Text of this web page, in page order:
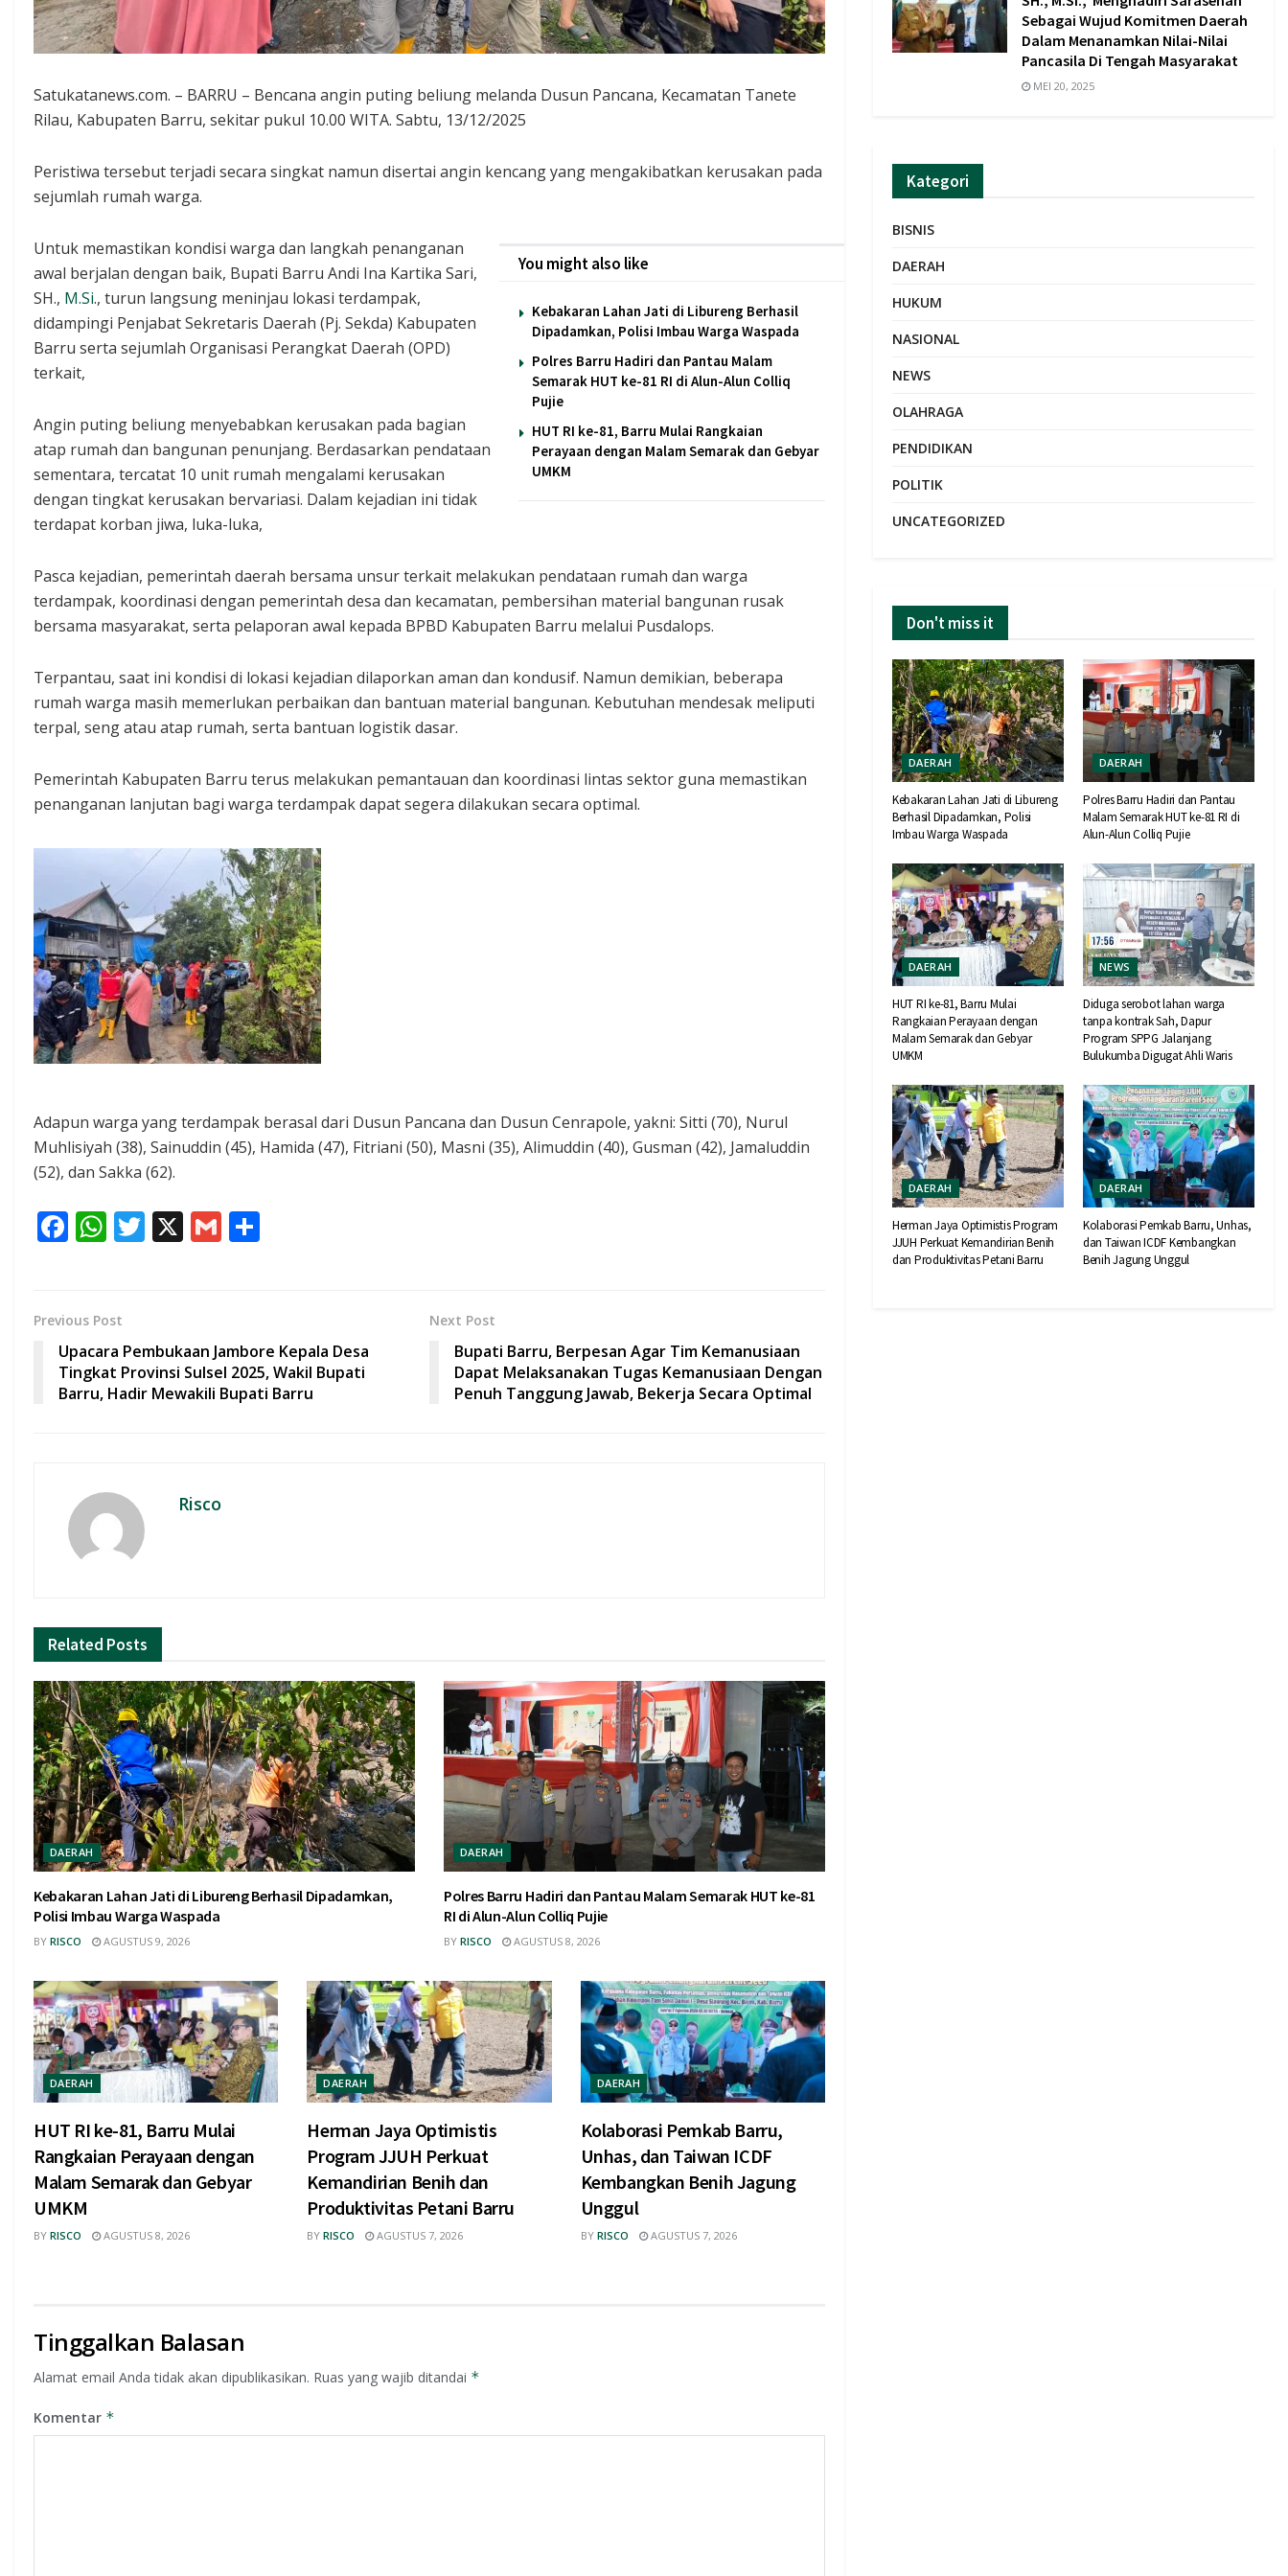
Satukatanews.com. – BARRU – Bencana angin puting beliung melanda Dusun Pancana, Kecamatan Tanete
Rilau, Kabupaten Barru, sekitar pukul 10.00 WITA. Sabtu, 13/12/2025
Peristiwa tersebut terjadi secara singkat namun disertai angin kencang yang mengakibatkan kerusakan pada
sejumlah rumah warga.
You might also like
Kebakaran Lahan Jati di Libureng Berhasil
Dipadamkan, Polisi Imbau Warga Waspada
Polres Barru Hadiri dan Pantau Malam
Semarak HUT ke-81 RI di Alun-Alun Colliq
Pujie
HUT RI ke-81, Barru Mulai Rangkaian
Perayaan dengan Malam Semarak dan Gebyar
UMKM
Untuk memastikan kondisi warga dan langkah penanganan
awal berjalan dengan baik, Bupati Barru Andi Ina Kartika Sari,
SH., M.Si., turun langsung meninjau lokasi terdampak,
didampingi Penjabat Sekretaris Daerah (Pj. Sekda) Kabupaten
Barru serta sejumlah Organisasi Perangkat Daerah (OPD)
terkait,
Angin puting beliung menyebabkan kerusakan pada bagian
atap rumah dan bangunan penunjang. Berdasarkan pendataan
sementara, tercatat 10 unit rumah mengalami kerusakan
dengan tingkat kerusakan bervariasi. Dalam kejadian ini tidak
terdapat korban jiwa, luka-luka,
Pasca kejadian, pemerintah daerah bersama unsur terkait melakukan pendataan rumah dan warga
terdampak, koordinasi dengan pemerintah desa dan kecamatan, pembersihan material bangunan rusak
bersama masyarakat, serta pelaporan awal kepada BPBD Kabupaten Barru melalui Pusdalops.
Terpantau, saat ini kondisi di lokasi kejadian dilaporkan aman dan kondusif. Namun demikian, beberapa
rumah warga masih memerlukan perbaikan dan bantuan material bangunan. Kebutuhan mendesak meliputi
terpal, seng atau atap rumah, serta bantuan logistik dasar.
Pemerintah Kabupaten Barru terus melakukan pemantauan dan koordinasi lintas sektor guna memastikan
penanganan lanjutan bagi warga terdampak dapat segera dilakukan secara optimal.
Adapun warga yang terdampak berasal dari Dusun Pancana dan Dusun Cenrapole, yakni: Sitti (70), Nurul
Muhlisiyah (38), Sainuddin (45), Hamida (47), Fitriani (50), Masni (35), Alimuddin (40), Gusman (42), Jamaluddin
(52), dan Sakka (62).
F
b
o
o
k
W
s
A
p
p
T X G
Previous Post
Upacara Pembukaan Jambore Kepala Desa
Tingkat Provinsi Sulsel 2025, Wakil Bupati
Barru, Hadir Mewakili Bupati Barru
Next Post
Bupati Barru, Berpesan Agar Tim Kemanusiaan
Dapat Melaksanakan Tugas Kemanusiaan Dengan
Penuh Tanggung Jawab, Bekerja Secara Optimal
Risco
Related Posts
DAERAH
Kebakaran Lahan Jati di Libureng Berhasil Dipadamkan,
Polisi Imbau Warga Waspada
BY RISCO AGUSTUS 9, 2026
DAERAH
Polres Barru Hadiri dan Pantau Malam Semarak HUT ke-81
RI di Alun-Alun Colliq Pujie
BY RISCO AGUSTUS 8, 2026
DAERAH
HUT RI ke-81, Barru Mulai
Rangkaian Perayaan dengan
Malam Semarak dan Gebyar
UMKM
BY RISCO AGUSTUS 8, 2026
DAERAH
Herman Jaya Optimistis
Program JJUH Perkuat
Kemandirian Benih dan
Produktivitas Petani Barru
BY RISCO AGUSTUS 7, 2026
DAERAH
Kolaborasi Pemkab Barru,
Unhas, dan Taiwan ICDF
Kembangkan Benih Jagung
Unggul
BY RISCO AGUSTUS 7, 2026
Tinggalkan Balasan
Alamat email Anda tidak akan dipublikasikan. Ruas yang wajib ditandai *
Komentar *
Sebagai Wujud Komitmen Daerah
Dalam Menanamkan Nilai-Nilai
Pancasila Di Tengah Masyarakat
MEI 20, 2025
Kategori
BISNIS
DAERAH
HUKUM
NASIONAL
NEWS
OLAHRAGA
PENDIDIKAN
POLITIK
UNCATEGORIZED
Don't miss it
DAERAH
Kebakaran Lahan Jati di Libureng
Berhasil Dipadamkan, Polisi
Imbau Warga Waspada
DAERAH
Polres Barru Hadiri dan Pantau
Malam Semarak HUT ke-81 RI di
Alun-Alun Colliq Pujie
DAERAH
HUT RI ke-81, Barru Mulai
Rangkaian Perayaan dengan
Malam Semarak dan Gebyar
UMKM
NEWS
Diduga serobot lahan warga
tanpa kontrak Sah, Dapur
Program SPPG Jalanjang
Bulukumba Digugat Ahli Waris
DAERAH
Herman Jaya Optimistis Program
JJUH Perkuat Kemandirian Benih
dan Produktivitas Petani Barru
DAERAH
Kolaborasi Pemkab Barru, Unhas,
dan Taiwan ICDF Kembangkan
Benih Jagung Unggul